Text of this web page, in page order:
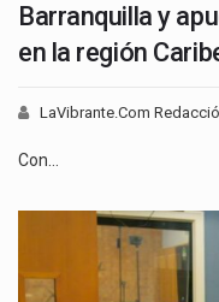
Barranquilla y
en la región
LaVibrante.Com
Con…